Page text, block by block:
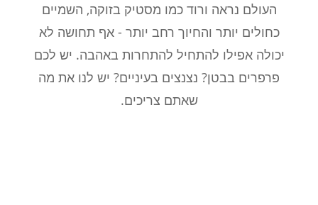
העולם נראה ורוד כמו מסטיק בזוקה, השמיים
כחולים יותר והחיוך רחב יותר - אף תחושה לא
יכולה אפילו להתחיל להתחרות באהבה. יש לכם
פרפרים בבטן? נצנצים בעיניים? יש לנו את מה
שאתם צריכים.